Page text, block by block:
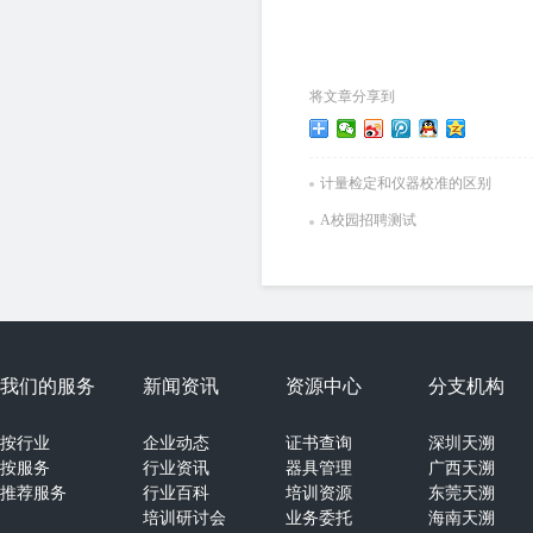
将文章分享到
计量检定和仪器校准的区别
A校园招聘测试
我们的服务
按行业
按服务
推荐服务
新闻资讯
企业动态
行业资讯
行业百科
培训研讨会
资源中心
证书查询
器具管理
培训资源
业务委托
分支机构
深圳天溯
广西天溯
东莞天溯
海南天溯